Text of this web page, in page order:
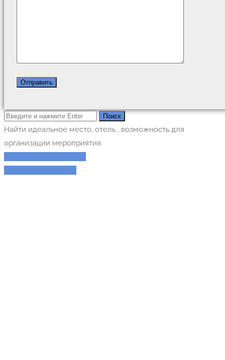
Найти идеальное место, отель , возможность для
организации мероприятия.